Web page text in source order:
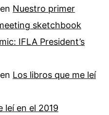
en Nuestro primer
sketchbook
IFLA President’s
en Los libros que me leí
leí en el 2019